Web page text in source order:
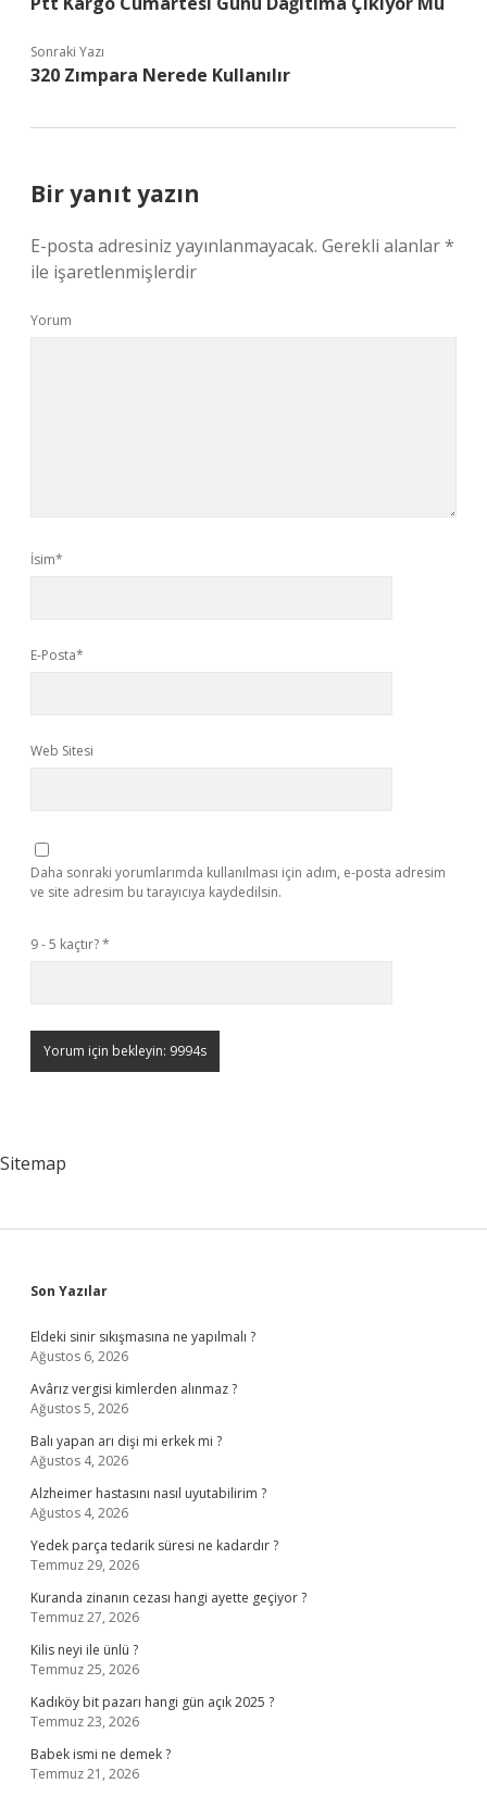
Sonraki Yazı
320 Zımpara Nerede Kullanılır
Bir yanıt yazın
E-posta adresiniz yayınlanmayacak. Gerekli alanlar*
ile işaretlenmişlerdir
Yorum
İsim*
E-Posta*
Web Sitesi
Daha sonraki yorumlarımda kullanılması için adım, e-posta adresim
ve site adresim bu tarayıcıya kaydedilsin.
9 - 5 kaçtır?*
Sitemap
Sidebar
Son Yazılar
Eldeki sinir sıkışmasına ne yapılmalı ?
Ağustos 6, 2026
Avârız vergisi kimlerden alınmaz ?
Ağustos 5, 2026
Balı yapan arı dişi mi erkek mi ?
Ağustos 4, 2026
Alzheimer hastasını nasıl uyutabilirim ?
Ağustos 4, 2026
Yedek parça tedarik süresi ne kadardır ?
Temmuz 29, 2026
Kuranda zinanın cezası hangi ayette geçiyor ?
Temmuz 27, 2026
Kilis neyi ile ünlü ?
Temmuz 25, 2026
Kadıköy bit pazarı hangi gün açık 2025 ?
Temmuz 23, 2026
Babek ismi ne demek ?
Temmuz 21, 2026